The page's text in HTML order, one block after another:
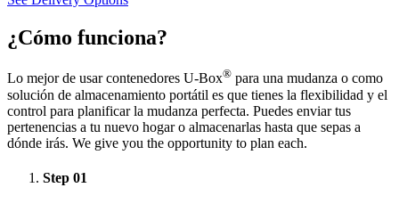
¿Cómo funciona?
Lo mejor de usar contenedores U-Box® para una mudanza o como
solución de almacenamiento portátil es que tienes la flexibilidad y el
control para planificar la mudanza perfecta. Puedes enviar tus
pertenencias a tu nuevo hogar o almacenarlas hasta que sepas a
dónde irás. We give you the opportunity to plan each.
Step 01